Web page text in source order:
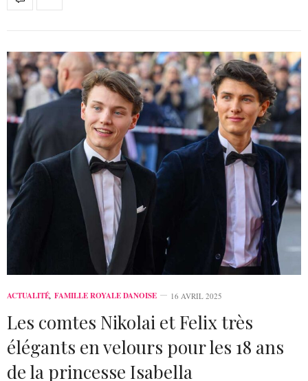
ACTUALITÉ, FAMILLE ROYALE DANOISE 16 AVRIL 2025
Les comtes Nikolai et Felix très
élégants en velours pour les 18 ans
de la princesse Isabella